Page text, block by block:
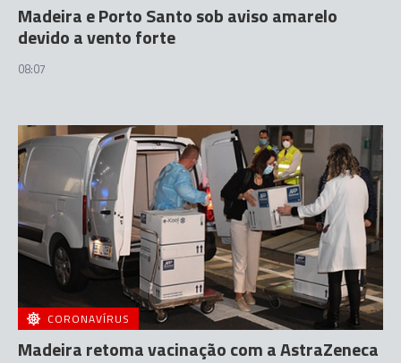
Madeira e Porto Santo sob aviso amarelo
devido a vento forte
08:07
CORONAVÍRUS
Madeira retoma vacinação com a AstraZeneca